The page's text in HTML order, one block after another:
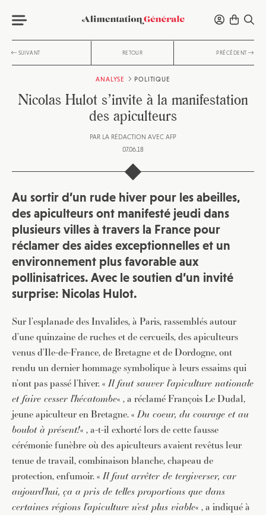
SUIVANT RETOUR PRÉCÉDENT
ANALYSE POLITIQUE
Nicolas Hulot s’invite à la manifestation
des apiculteurs
PAR LA RÉDACTION AVEC AFP
07.06.18
Au sortir d’un rude hiver pour les abeilles,
des apiculteurs ont manifesté jeudi dans
plusieurs villes à travers la France pour
réclamer des aides exceptionnelles et un
environnement plus favorable aux
pollinisatrices. Avec le soutien d’un invité
surprise: Nicolas Hulot.
Sur l’esplanade des Invalides, à Paris, rassemblés autour
d’une quinzaine de ruches et de cercueils, des apiculteurs
venus d’Ile-de-France, de Bretagne et de Dordogne, ont
rendu un dernier hommage symbolique à leurs essaims qui
n’ont pas passé l’hiver. «Il faut sauver l’apiculture nationale
et faire cesser l’hécatombe« , a réclamé François Le Dudal,
jeune apiculteur en Bretagne. «Du coeur, du courage et au
boulot à présent!« , a-t-il exhorté lors de cette fausse
cérémonie funèbre où des apiculteurs avaient revêtus leur
tenue de travail, combinaison blanche, chapeau de
protection, enfumoir. «Il faut arrêter de tergiverser, car
aujourd’hui, ça a pris de telles proportions que dans
certaines régions l’apiculture n’est plus viable« , a indiqué à